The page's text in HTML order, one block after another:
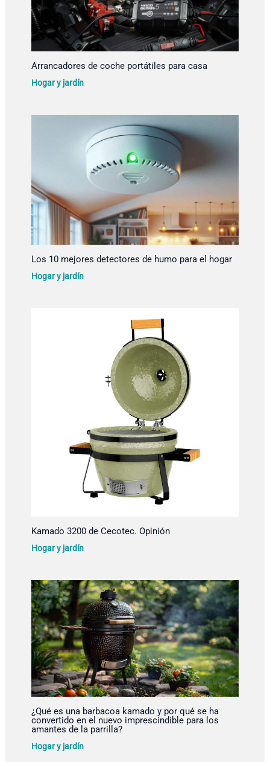
Arrancadores de coche portátiles para casa
Hogar y jardín
Los 10 mejores detectores de humo para el hogar
Hogar y jardín
Kamado 3200 de Cecotec. Opinión
Hogar y jardín
¿Qué es una barbacoa kamado y por qué se ha
convertido en el nuevo imprescindible para los
amantes de la parrilla?
Hogar y jardín